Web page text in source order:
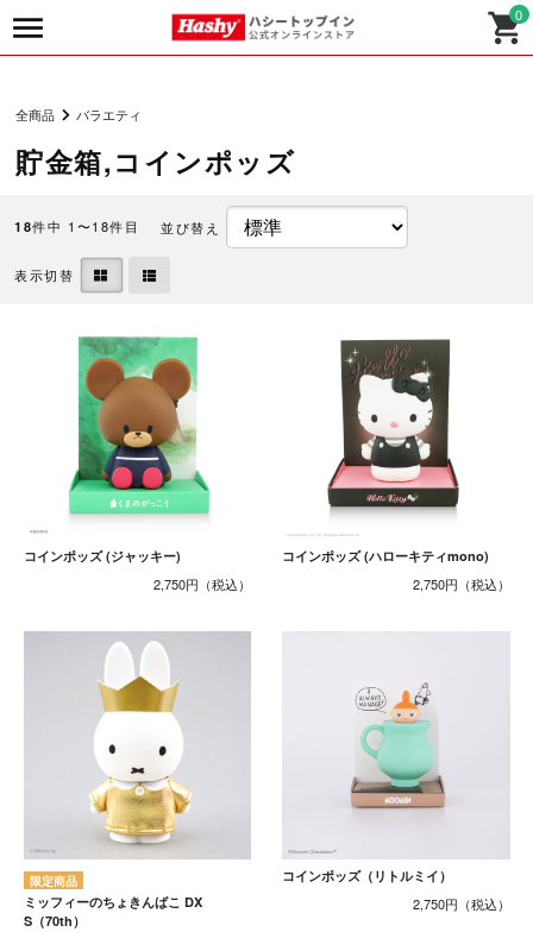
0
全商品 バラエティ
貯金箱,コインポッズ
18件中 1〜18件目 並び替え
表示切替
コインポッズ (ジャッキー)
2,750円
コインポッズ (ハローキティmono)
2,750円
ミッフィーのちょきんばこ DX
S（70th）
コインポッズ（リトルミイ）
2,750円